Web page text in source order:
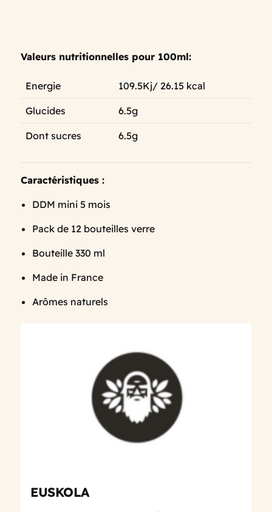
Valeurs nutritionnelles pour 100ml:
Energie 109.5Kj/ 26.15 kcal
Glucides 6.5g
Dont sucres 6.5g
Caractéristiques :
DDM mini 5 mois
Pack de 12 bouteilles verre
Bouteille 330 ml
Made in France
Arômes naturels
EUSKOLA